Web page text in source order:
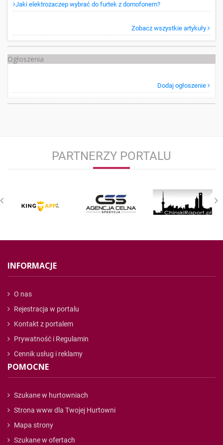
Jaki elektrozaczep wybrać do furtek z domofonem?
Zobacz wszystkie artykuły
Ogłoszenia
Dodaj ogłoszenie
PARTNERZY PORTALU
INFORMACJE
O nas
Rejestracja w portalu
Kontakt z portalem
Prywatność i Regulamin
Cennik usług i reklamy
POMOCNE
Szukane w hurtowniach
Strona www dla Twojej Hurtowni
Mapa strony
Szukane w ofertach